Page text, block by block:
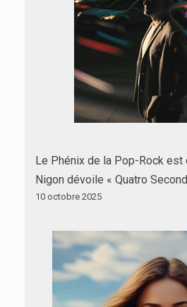
Le Phénix de la Pop-Rock est
Nigon dévoile « Quatro
10 octobre 2025